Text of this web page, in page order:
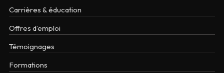
Carrières & éducation
Offres d’emploi
Témoignages
Formations